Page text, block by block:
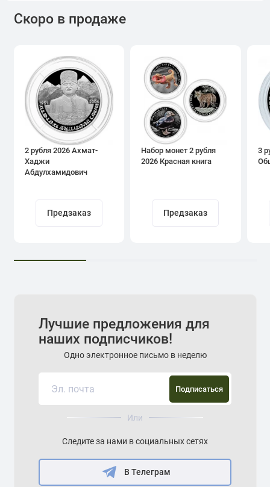
Скоро в продаже
2 рубля 2026 Ахмат-
Хаджи
Абдулхамидович
Предзаказ
Набор монет 2 рубля
2026 Красная книга
Предзаказ
3
Лучшие предложения для
наших подписчиков!
Одно электронное письмо в неделю
Подписаться
Или
Следите за нами в социальных сетях
В Телеграм